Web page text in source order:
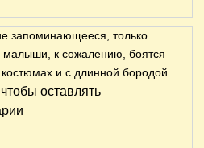
запоминающееся, только
малыши, к сожалению, боятся
и с длинной бородой.
оставлять